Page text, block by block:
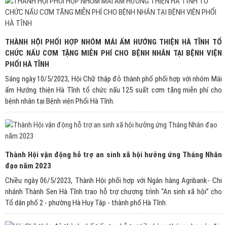
THÀNH HỘI PHỐI HỢP NHÓM MÁI ẤM HƯỚNG THIỆN HÀ TĨNH TỔ
CHỨC NẤU CƠM TẶNG MIỄN PHÍ CHO BỆNH NHÂN TẠI BỆNH VIỆN
PHỔI HÀ TĨNH
Sáng ngày 10/5/2023, Hội Chữ thập đỏ thành phố phối hợp với nhóm Mái
ấm Hướng thiện Hà Tĩnh tổ chức nấu 125 suất cơm tặng miễn phí cho
bệnh nhân tại Bệnh viện Phổi Hà Tĩnh.
Thành Hội vận động hỗ trợ an sinh xã hội hưởng ứng Tháng Nhân
đạo năm 2023
Chiều ngày 06/5/2023, Thành Hội phối hợp với Ngân hàng Agribank- Chi
nhánh Thành Sen Hà Tĩnh trao hỗ trợ chương trình “An sinh xã hội” cho
Tổ dân phố 2 - phường Hà Huy Tập - thành phố Hà Tĩnh.